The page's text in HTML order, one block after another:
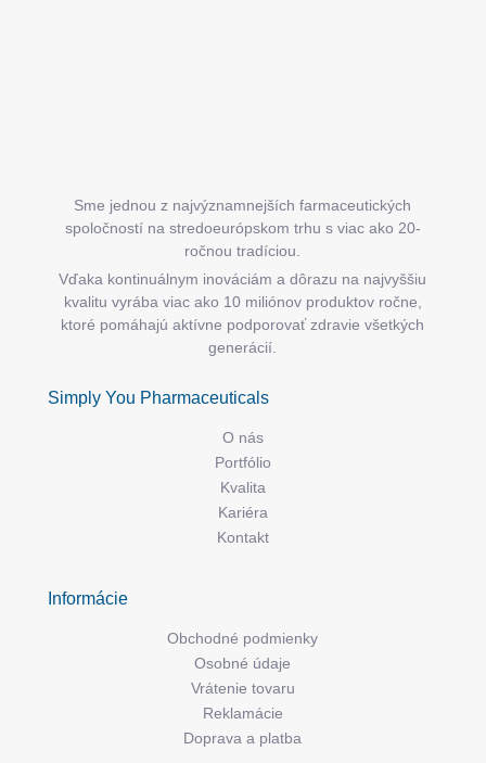
Sme jednou z najvýznamnejších farmaceutických
spoločností na stredoeurópskom trhu s viac ako 20-
ročnou tradíciou.
Vďaka kontinuálnym inováciám a dôrazu na najvyššiu
kvalitu vyrába viac ako 10 miliónov produktov ročne,
ktoré pomáhajú aktívne podporovať zdravie všetkých
generácií.
Simply You Pharmaceuticals
O nás
Portfólio
Kvalita
Kariéra
Kontakt
Informácie
Obchodné podmienky
Osobné údaje
Vrátenie tovaru
Reklamácie
Doprava a platba